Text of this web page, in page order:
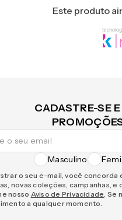
Este produto
CADASTRE-SE
Masculino
o seu e-mail, você
novas coleções, campanhas,
nosso Aviso de Privacidade. Se
a qualquer momento.